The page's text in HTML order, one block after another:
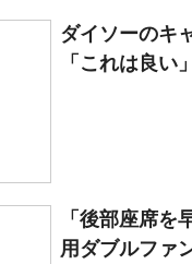
ダイソーのキ
「これは良い
「後部座席
用ダブルファ